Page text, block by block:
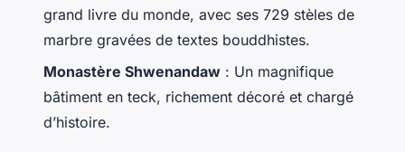
grand livre du monde, avec ses 729 stèles de
marbre gravées de textes bouddhistes.
Monastère Shwenandaw : Un magnifique
bâtiment en teck, richement décoré et chargé
d’histoire.